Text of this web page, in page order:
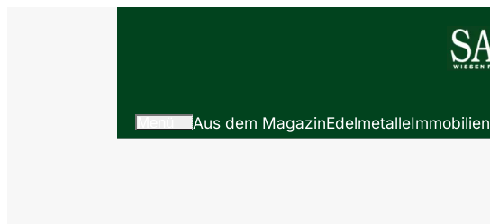
Aus dem MagazinEdelmetalleImmobilien